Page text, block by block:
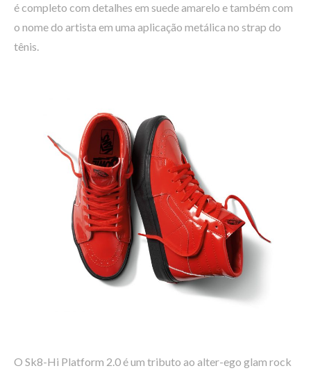
é completo com detalhes em suede amarelo e também com
o nome do artista em uma aplicação metálica no strap do
tênis.
O Sk8-Hi Platform 2.0 é um tributo ao alter-ego glam rock